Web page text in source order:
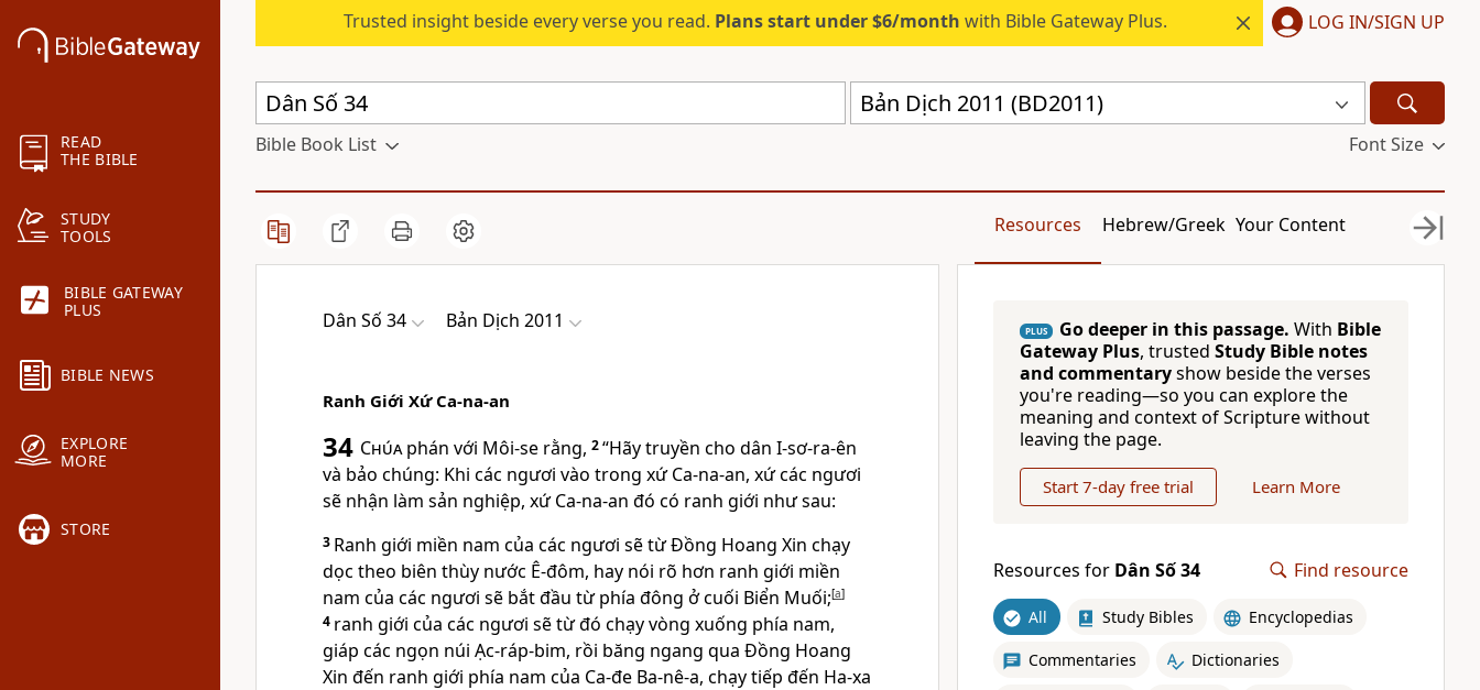
READ
THE BIBLE
STUDY
TOOLS
BIBLE GATEWAY
PLUS
BIBLE NEWS
EXPLORE
MORE
STORE
Trusted insight beside every verse you read. Plans start under $6/month with Bible Gateway Plus. LOG IN/SIGN UP
Bản Dịch 2011 (BD2011)
Bible Book List Font Size
Resources Hebrew/Greek Your Content
Dân Số 34 Bản Dịch 2011
Ranh Giới Xứ Ca-na-an
34 Chúaphán với Môi-se rằng, 2“Hãy truyền cho dân I-sơ-ra-ên
và bảo chúng: Khi các ngươi vào trong xứ Ca-na-an, xứ các ngươi
sẽ nhận làm sản nghiệp, xứ Ca-na-an đó có ranh giới như sau:
3 Ranh giới miền nam của các ngươi sẽ từ Ðồng Hoang Xin chạy
dọc theo biên thùy nước Ê-đôm, hay nói rõ hơn ranh giới miền
nam của các ngươi sẽ bắt đầu từ phía đông ở cuối Biển Muối;[a]
4 ranh giới của các ngươi sẽ từ đó chạy vòng xuống phía nam,
giáp các ngọn núi Ạc-ráp-bim, rồi băng ngang qua Ðồng Hoang
Xin đến ranh giới phía nam của Ca-đe Ba-nê-a, chạy tiếp đến Ha-xa
PLUS Go deeper in this passage. With Bible
Gateway Plus, trusted Study Bible notes
and commentaryshow beside the verses
you're reading—so you can explore the
meaning and context of Scripture without
leaving the page.
Start 7-day free trial Learn More
Resources for Dân Số 34 Find resource
All Study Bibles Encyclopedias
Commentaries Dictionaries